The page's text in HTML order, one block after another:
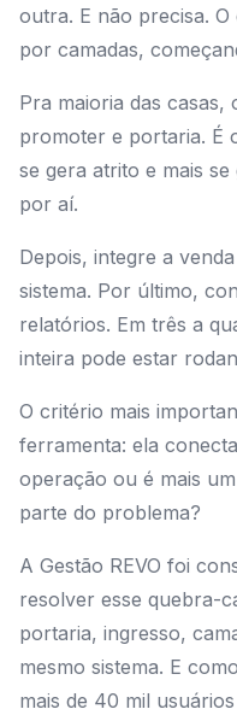
outra. E não precisa.
por camadas,
Pra maioria das casas,
promoter e portaria. É
se gera atrito e mais
por aí.
Depois, integre a
sistema. Por último,
relatórios. Em três a
inteira pode estar
O critério mais
ferramenta: ela
operação ou é mais
parte do problema?
A Gestão REVO foi
resolver esse quebra-
portaria, ingresso,
mesmo sistema. E
mais de 40 mil